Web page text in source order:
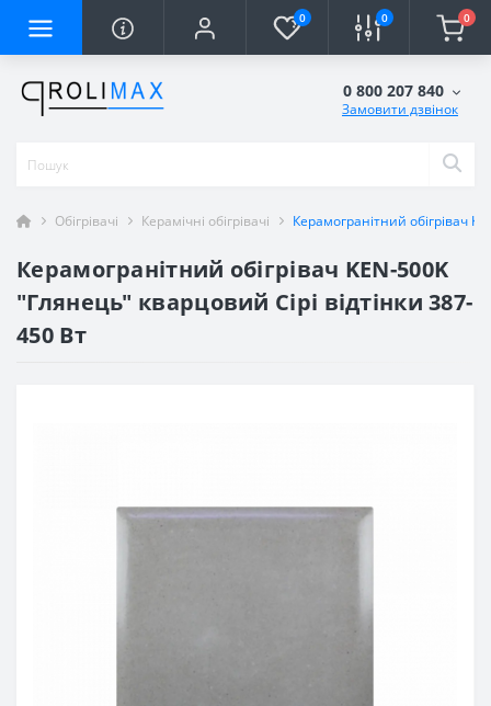
0 0 0
0 800 207 840
Замовити дзвінок
Обігрівачі Керамічні обігрівачі Керамогранітний обігрівач
Керамогранітний обігрівач KEN-500K
"Глянець" кварцовий Сірі відтінки 387-
450 Вт